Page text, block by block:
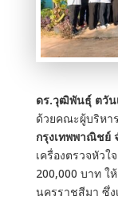
ดร.วุฒิพันธุ์ ตวัน
ด้วยคณะผู้บริหา
กรุงเทพพาณิชย์
เครื่องตรวจหัว
200,000 บาท ใ
นครราชสีมา ซึ่